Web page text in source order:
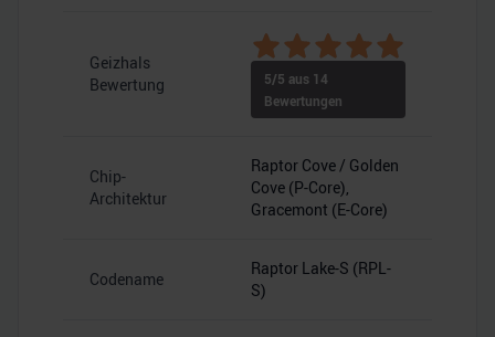
Geizhals
Bewertung
5/5 aus 14
Bewertungen
Chip-
Architektur
Raptor Cove / Golden
Cove (P-Core),
Gracemont (E-Core)
Codename
Raptor Lake-S (RPL-
S)